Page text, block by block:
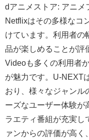
dアニメストア: アニメ
Netflixはその多様なコ
けています。利用者の
品が楽しめることが評
Videoも多くの利用者
が魅力です。U-NEXT
おり、様々なジャンル
ーズなユーザー体験が
ラエティ番組が充実し
ァンからの評価が高く